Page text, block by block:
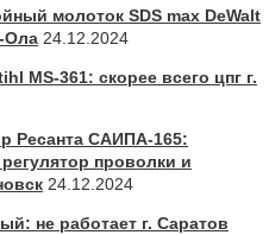
молоток SDS max DeWalt
Ола 24.12.2024
MS-361: скорее всего цпг г.
Ресанта САИПА-165:
проволки и
24.12.2024
не работает г. Саратов